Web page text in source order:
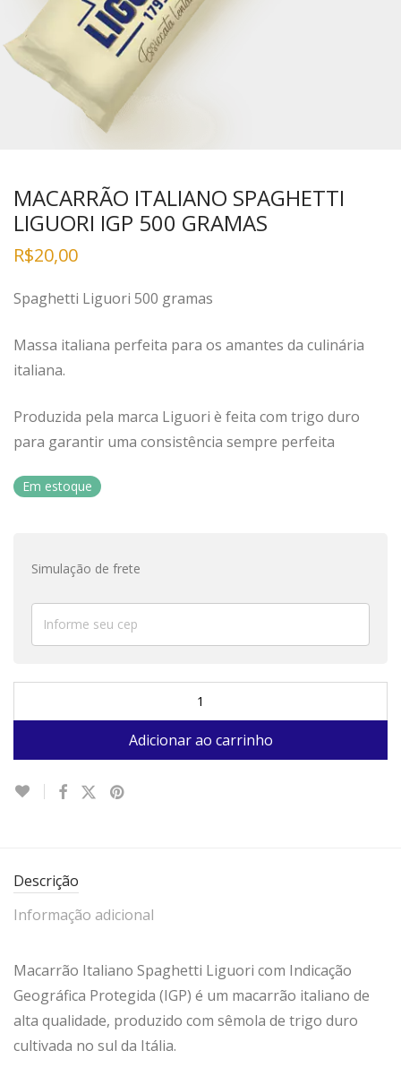
MACARRÃO ITALIANO SPAGHETTI
LIGUORI IGP 500 GRAMAS
R$20,00
Spaghetti Liguori 500 gramas
Massa italiana perfeita para os amantes da culinária
italiana.
Produzida pela marca Liguori è feita com trigo duro
para garantir uma consistência sempre perfeita
Em estoque
Simulação de frete
Adicionar ao carrinho
Descrição
Informação adicional
Macarrão Italiano Spaghetti Liguori com Indicação
Geográfica Protegida (IGP) é um macarrão italiano de
alta qualidade, produzido com sêmola de trigo duro
cultivada no sul da Itália.